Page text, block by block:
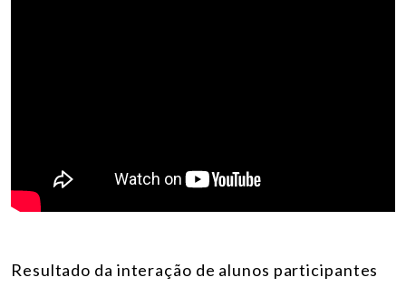
Resultado da interação de alunos participantes